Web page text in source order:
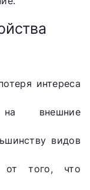
интереса
на внешние
видов
от того, что